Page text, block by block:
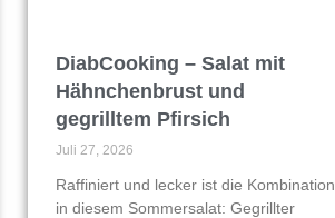
DiabCooking – Salat mit
Hähnchenbrust und
gegrilltem Pfirsich
Juli 27, 2026
Raffiniert und lecker ist die Kombination
in diesem Sommersalat: Gegrillter